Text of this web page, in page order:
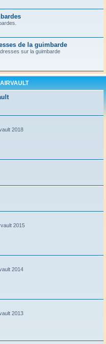
de la guimbarde
sur la guimbarde
2018
2015
2014
2013